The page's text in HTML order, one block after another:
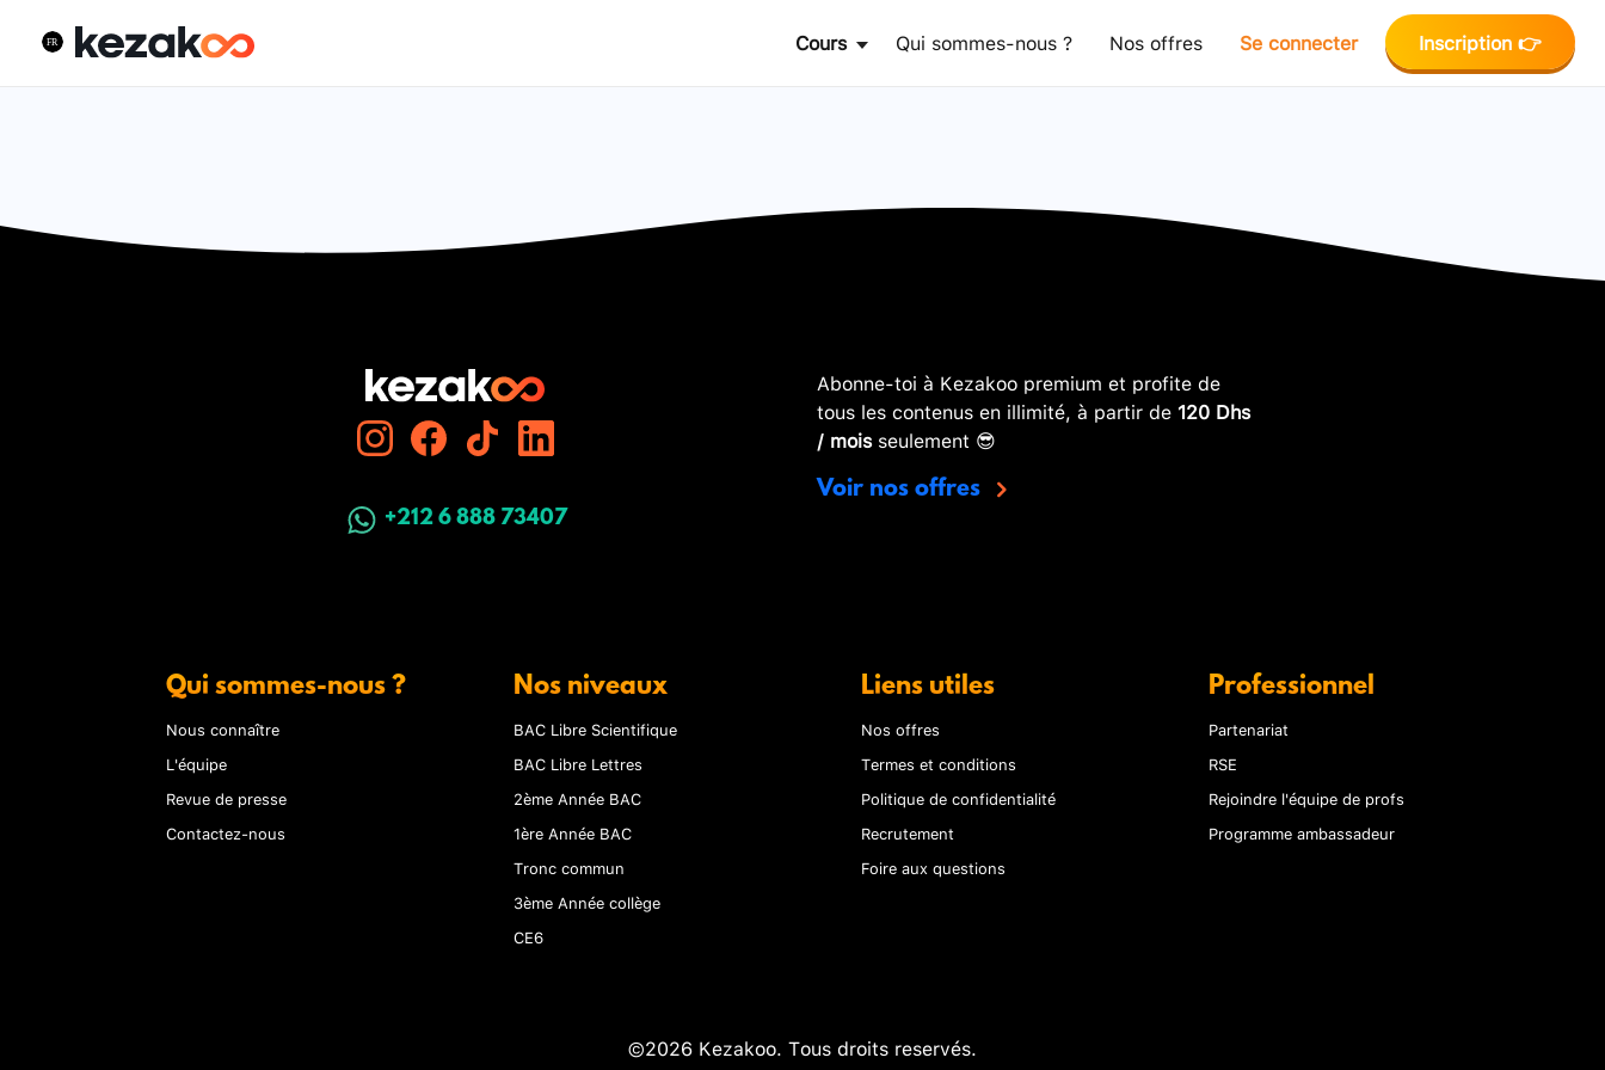
Cours Qui sommes-nous ? Nos offres Se connecter Inscription 👉
+212 6 888 73407
Abonne-toi à Kezakoo premium et profite de
tous les contenus en illimité, à partir de 120 Dhs
/ moisseulement 😎
Voir nos offres
Qui sommes-nous ?
Nous connaître
L'équipe
Revue de presse
Contactez-nous
Nos niveaux
BAC Libre Scientifique
BAC Libre Lettres
2ème Année BAC
1ère Année BAC
Tronc commun
3ème Année collège
CE6
Liens utiles
Nos offres
Termes et conditions
Politique de confidentialité
Recrutement
Foire aux questions
Professionnel
Partenariat
RSE
Rejoindre l'équipe de profs
Programme ambassadeur
©2026 Kezakoo. Tous droits reservés.